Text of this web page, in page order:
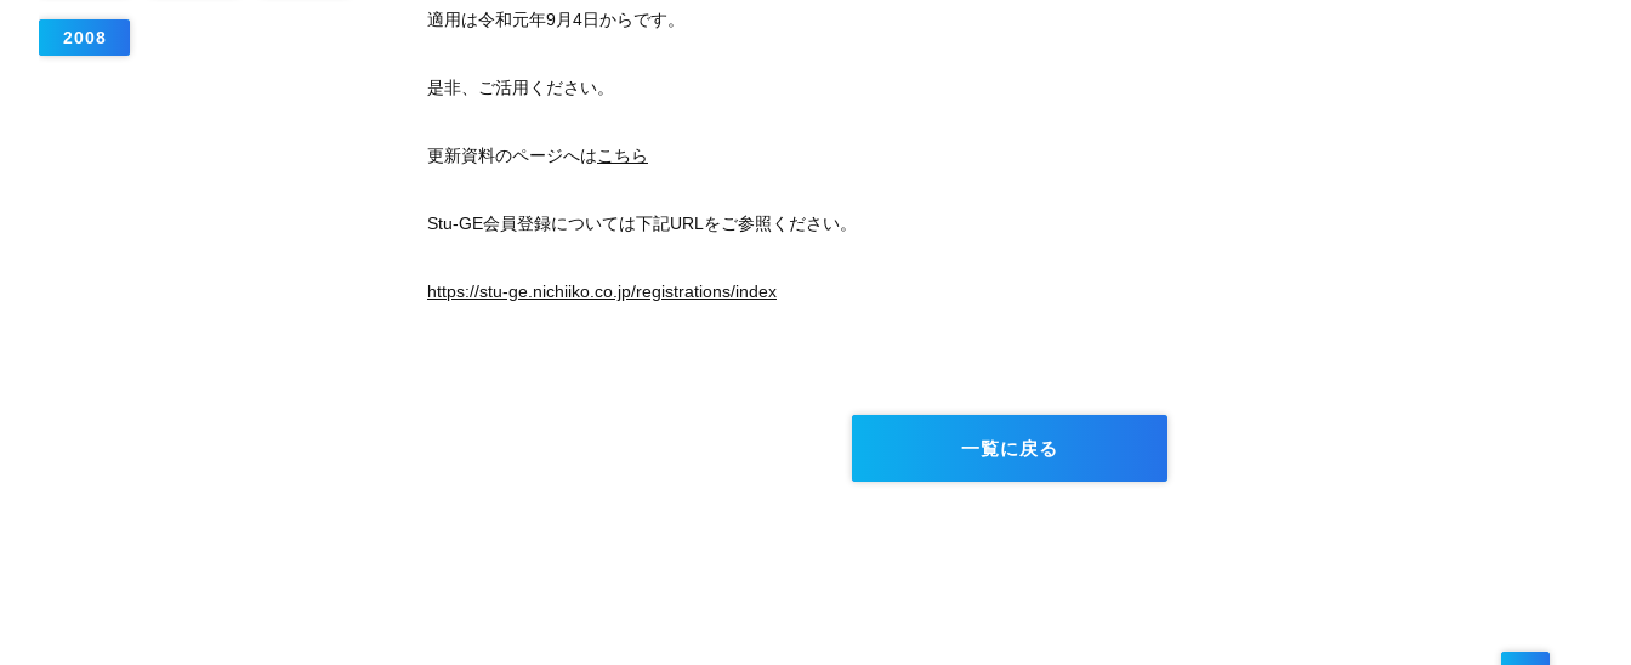
適用は令和元年9月4日からです。
是非、ご活用ください。
更新資料のページへはこちら
Stu-GE会員登録については下記URLをご参照ください。
https://stu-ge.nichiiko.co.jp/registrations/index
一覧に戻る
2008